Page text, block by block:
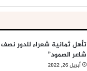
تأهل ثمانية شعراء للدور
شاعر الصمود”
أبريل 26, 2022